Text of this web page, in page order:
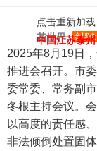
点击重新加载
花世界 金牌
中国江苏泰州
2025年8月19日
推进会召开。市
委常委、常务副
冬根主持会议。
以高度的责任感
非法倾倒处置固